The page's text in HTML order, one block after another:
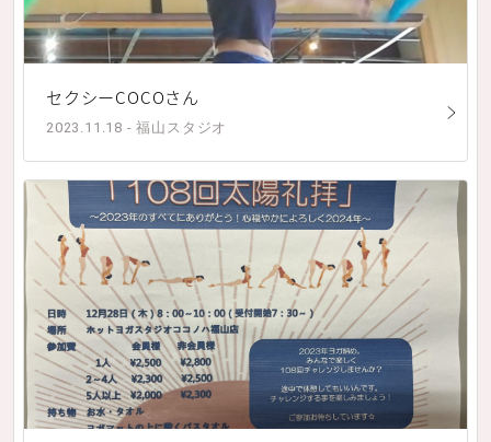
セクシーCOCOさん
2023.11.18 - 福山スタジオ